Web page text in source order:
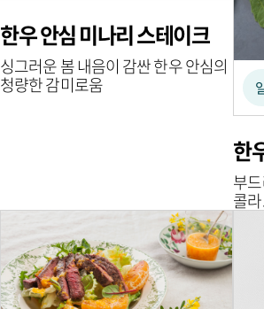
한우 안심 미나리 스테이크
싱그러운 봄 내음이 감싼 한우 안심의
청량한 감미로움
한
부
콜